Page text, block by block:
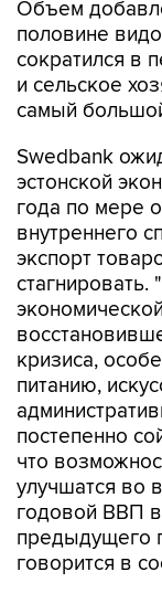
Объем
половине
сократился в
и сельское
самый
Swedbank
эстонской
года по мере
внутреннего
экспорт
кризиса,
питанию,
постепенно
что
улучшатся во
годовой ВВП в
предыдущего
говорится в